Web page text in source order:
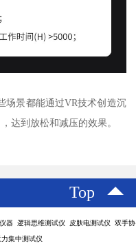
场景都能通过VR技术创造沉
达到放松和减压的效果。
Top
器 逻辑思维测试仪 皮肤电测试仪 双手协
集中测试仪